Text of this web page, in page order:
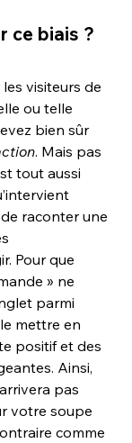
ce biais ?
visiteurs de
ou telle
bien sûr
. Mais pas
tout aussi
raconter une
Pour que
» ne
parmi
mettre en
positif et des
Ainsi,
pas
votre soupe
comme